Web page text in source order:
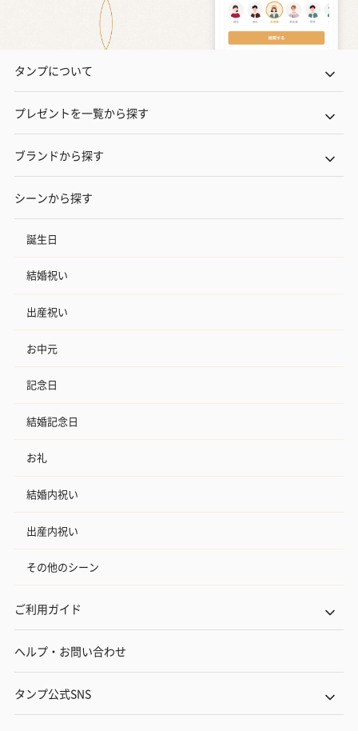
タンプについて
プレゼントを一覧から探す
ブランドから探す
シーンから探す
誕生日
結婚祝い
出産祝い
お中元
記念日
結婚記念日
お礼
結婚内祝い
出産内祝い
その他のシーン
ご利用ガイド
ヘルプ・お問い合わせ
タンプ公式SNS